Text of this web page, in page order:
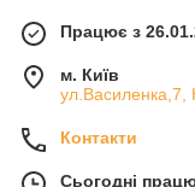
Працює з
м. Київ
ул.Василенка,7,
Контакти
Сьогодні